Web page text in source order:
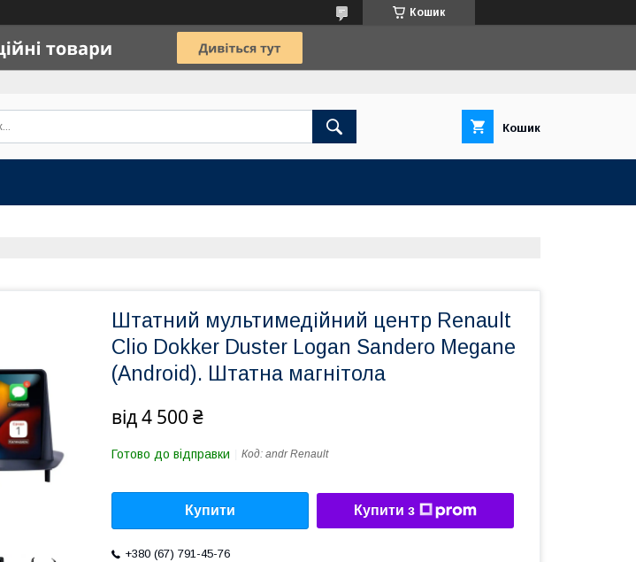
Кошик
Кошик
Штатний мультимедійний центр Renault
Clio Dokker Duster Logan Sandero Megane
(Android). Штатна магнітола
від4 500 ₴
Готово до відправки Код: andr Renault
Купити Купити з
+380 (67) 791-45-76